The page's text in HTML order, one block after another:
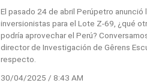
El pasado 24 de abril Perúpetro anunció
inversionistas para el Lote Z-69, ¿qué
podría aprovechar el Perú?
director de Investigación de Gêrens
respecto.
30/04/2025 / 8:43 AM